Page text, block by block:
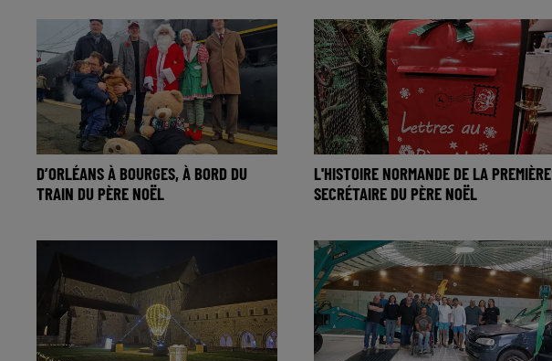
D’ORLÉANS À BOURGES, À BORD DU
TRAIN DU PÈRE NOËL
L'HISTOIRE NORMANDE DE LA PREMIÈRE
SECRÉTAIRE DU PÈRE NOËL